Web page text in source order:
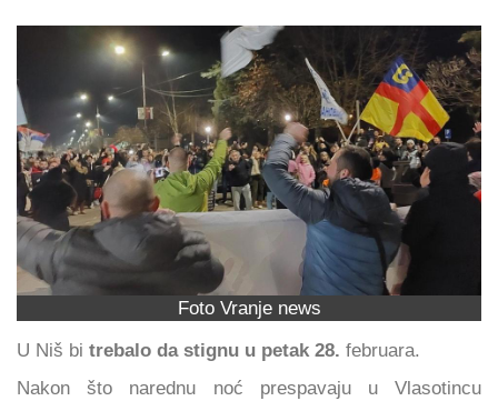
Foto Vranje news
U Niš bi trebalo da stignu u petak 28. februara.
Nakon što narednu noć prespavaju u Vlasotincu